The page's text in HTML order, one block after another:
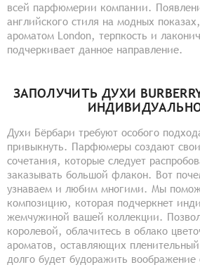
всей парфюмерии компании.
английского стиля на модных
ароматом London, терпкость и
подчеркивает данное направление.
ЗАПОЛУЧИТЬ ДУХИ
Духи Бёрбари требуют особого
привыкнуть. Парфюмеры создают
сочетания, которые следует
заказывать большой флакон. Вот
узнаваем и любим многими. Мы
композицию, которая подчеркнет
жемчужиной вашей коллекции.
королевой, облачитесь в облако
ароматов, оставляющих
долго будет будоражить